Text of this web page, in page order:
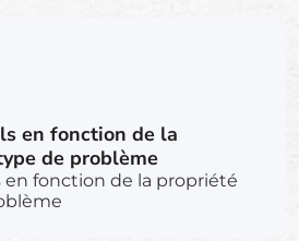
en fonction de la
de problème
en fonction de la propriété